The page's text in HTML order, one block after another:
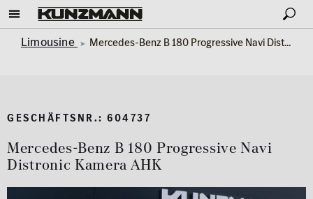
Limousine Mercedes-Benz B 180 Progressive Navi Distronic Kamera AHK
GESCHÄFTSNR.: 604737
Mercedes-Benz B 180 Progressive Navi
Distronic Kamera AHK